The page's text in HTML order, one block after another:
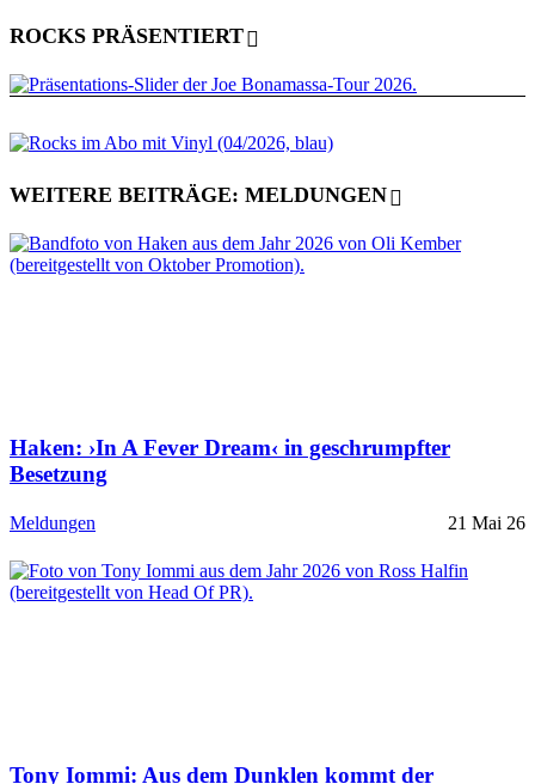
ROCKS PRÄSENTIERT
WEITERE BEITRÄGE: MELDUNGEN
Haken: ›In A Fever Dream‹ in geschrumpfter
Besetzung
Meldungen 21 Mai 26
Tony Iommi: Aus dem Dunklen kommt der